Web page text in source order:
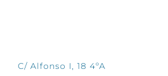
C/ Alfonso I, 18 4ºA